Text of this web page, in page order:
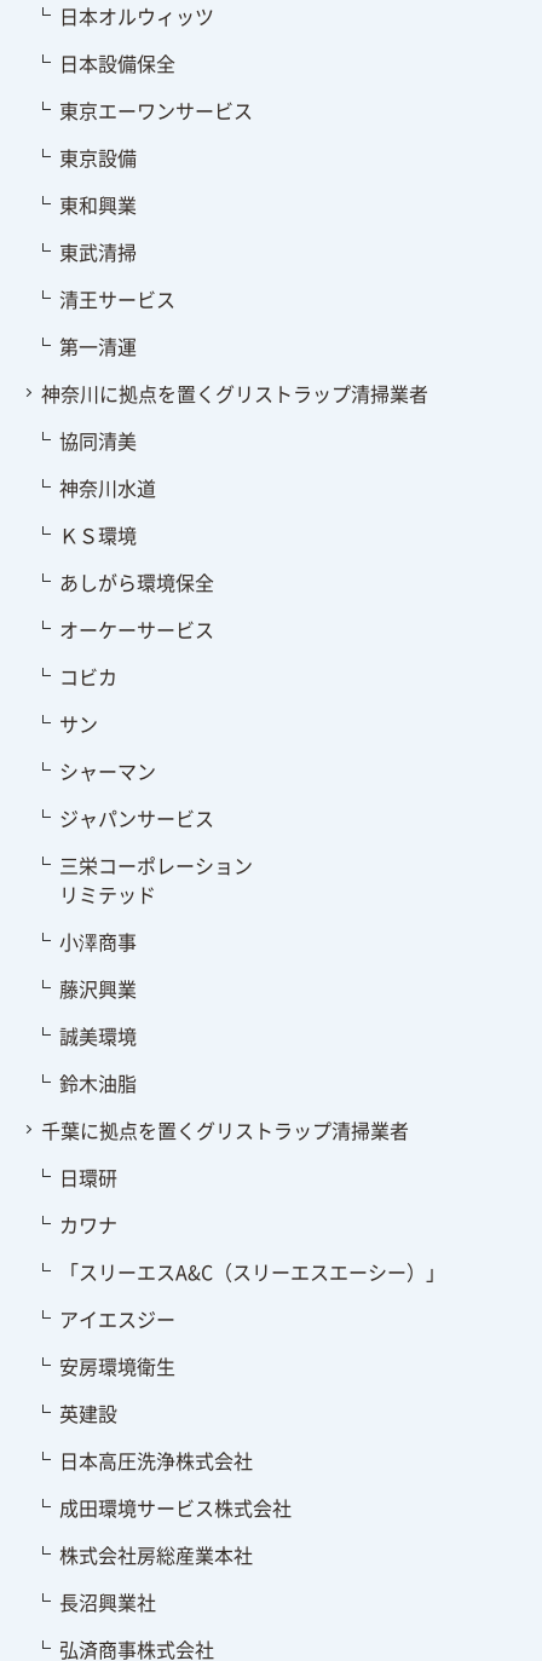
日本オルウィッツ
日本設備保全
東京エーワンサービス
東京設備
東和興業
東武清掃
清王サービス
第一清運
神奈川に拠点を置くグリストラップ清掃業者
協同清美
神奈川水道
ＫＳ環境
あしがら環境保全
オーケーサービス
コビカ
サン
シャーマン
ジャパンサービス
三栄コーポレーション
リミテッド
小澤商事
藤沢興業
誠美環境
鈴木油脂
千葉に拠点を置くグリストラップ清掃業者
日環研
カワナ
「スリーエスA&C（スリーエスエーシー）」
アイエスジー
安房環境衛生
英建設
日本高圧洗浄株式会社
成田環境サービス株式会社
株式会社房総産業本社
長沼興業社
弘済商事株式会社